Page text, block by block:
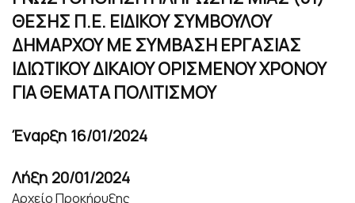
ΘΕΣΗΣ Π.Ε. ΕΙΔΙΚΟΥ ΣΥΜΒΟΥΛΟΥ
ΔΗΜΑΡΧΟΥ ΜΕ ΣΥΜΒΑΣΗ ΕΡΓΑΣΙΑΣ
ΙΔΙΩΤΙΚΟΥ ΔΙΚΑΙΟΥ ΟΡΙΣΜΕΝΟΥ ΧΡΟΝΟΥ
ΓΙΑ ΘΕΜΑΤΑ ΠΟΛΙΤΙΣΜΟΥ
Έναρξη 16/01/2024
Λήξη 20/01/2024
Αρχείο Προκήρυξης